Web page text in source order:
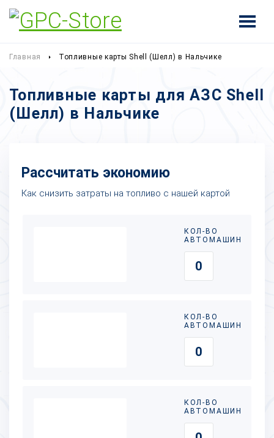
Главная Топливные карты Shell (Шелл) в Нальчике
Топливные карты для АЗС Shell
(Шелл) в Нальчике
Рассчитать экономию
Как снизить затраты на топливо с нашей картой
КОЛ-ВО
АВТОМАШИН
КОЛ-ВО
АВТОМАШИН
КОЛ-ВО
АВТОМАШИН